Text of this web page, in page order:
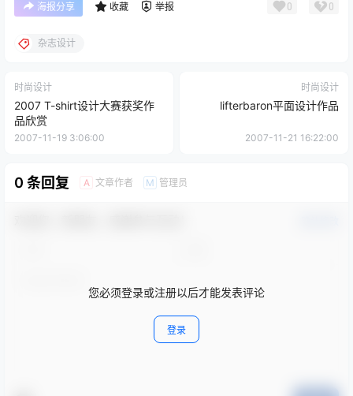
海报分享 收藏 举报 0 0
杂志设计
时尚设计
2007 T-shirt设计大赛获奖作
品欣赏
2007-11-19 3:06:00
时尚设计
lifterbaron平面设计作品
2007-11-21 16:22:00
0 条回复 A 文章作者 M 管理员
您必须登录或注册以后才能发表评论
登录